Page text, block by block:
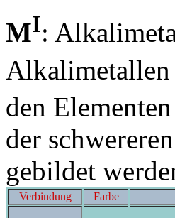
MI:
den
der
gebildet
Verbindung Farbe